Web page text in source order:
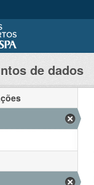
de dados